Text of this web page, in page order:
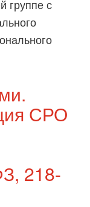
группе с
СРО
218-